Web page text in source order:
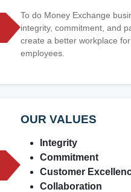
To do Money Exchange
integrity, commitment, and
create a better workplace
employees.
OUR VALUES
Integrity
Commitment
Customer
Collaboration